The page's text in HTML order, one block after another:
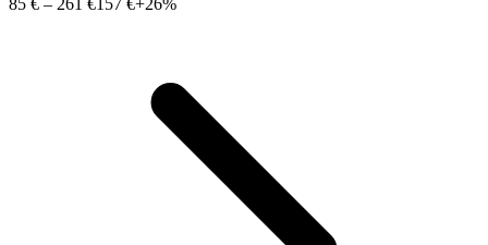
85 € – 261 €157 €+26%